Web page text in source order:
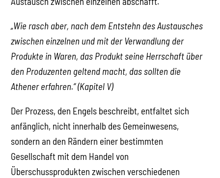
„Wie rasch aber, nach dem Entstehn des Austausches
zwischen einzelnen und mit der Verwandlung der
Produkte in Waren, das Produkt seine Herrschaft über
den Produzenten geltend macht, das sollten die
Athener erfahren.“ (Kapitel V)
Der Prozess, den Engels beschreibt, entfaltet sich
anfänglich, nicht innerhalb des Gemeinwesens,
sondern an den Rändern einer bestimmten
Gesellschaft mit dem Handel von
Überschussprodukten zwischen verschiedenen